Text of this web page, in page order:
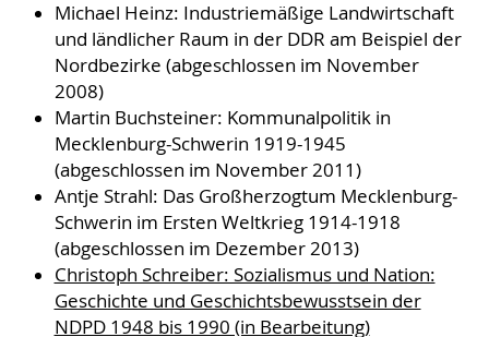
Michael Heinz: Industriemäßige Landwirtschaft
und ländlicher Raum in der DDR am Beispiel der
Nordbezirke (abgeschlossen im November
2008)
Martin Buchsteiner: Kommunalpolitik in
Mecklenburg-Schwerin 1919-1945
(abgeschlossen im November 2011)
Antje Strahl: Das Großherzogtum Mecklenburg-
Schwerin im Ersten Weltkrieg 1914-1918
(abgeschlossen im Dezember 2013)
Christoph Schreiber: Sozialismus und Nation:
Geschichte und Geschichtsbewusstsein der
NDPD 1948 bis 1990 (in Bearbeitung)